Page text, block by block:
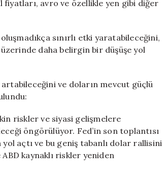
avro ve özellikle yen gibi diğer
sınırlı etki yaratabileceğini,
daha belirgin bir düşüşe yol
ve doların mevcut güçlü
riskler ve siyasi gelişmelere
öngörülüyor. Fed’in son toplantısı
açtı ve bu geniş tabanlı dolar rallisini
kaynaklı riskler yeniden